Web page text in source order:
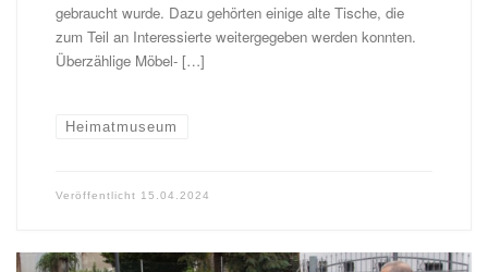
gebraucht wurde. Dazu gehörten einige alte Tische, die
zum Teil an Interessierte weitergegeben werden konnten.
Überzählige Möbel- […]
Heimatmuseum
Veröffentlicht 15.04.2024